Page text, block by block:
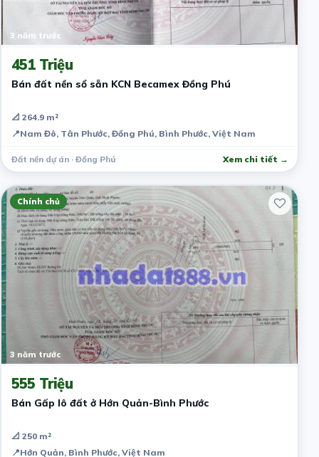
3 năm trước
451 Triệu
Bán đất nền sổ sẵn KCN Becamex Đồng Phú
📐 264.9 m²
📍Nam Đô, Tân Phước, Đồng Phú, Bình Phước, Việt Nam
Đất nền dự án · Đồng Phú Xem chi tiết →
Chính chủ
3 năm trước
555 Triệu
Bán Gấp lô đất ở Hớn Quản-Bình Phước
📐 250 m²
📍Hớn Quản, Bình Phước, Việt Nam